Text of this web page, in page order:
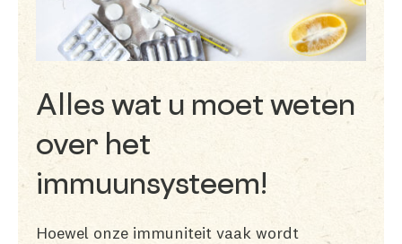
Alles wat u moet weten
over het
immuunsysteem!
Hoewel onze immuniteit vaak wordt